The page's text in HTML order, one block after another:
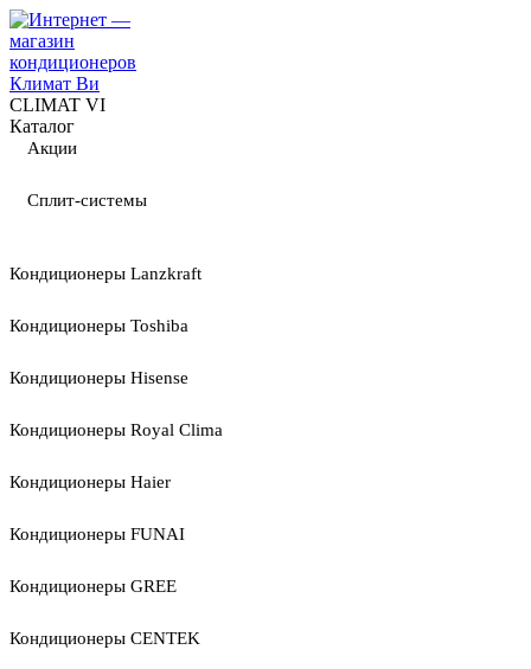
CLIMAT VI
Каталог
Акции
Сплит-системы
Кондиционеры Lanzkraft
Кондиционеры Toshiba
Кондиционеры Hisense
Кондиционеры Royal Clima
Кондиционеры Haier
Кондиционеры FUNAI
Кондиционеры GREE
Кондиционеры CENTEK